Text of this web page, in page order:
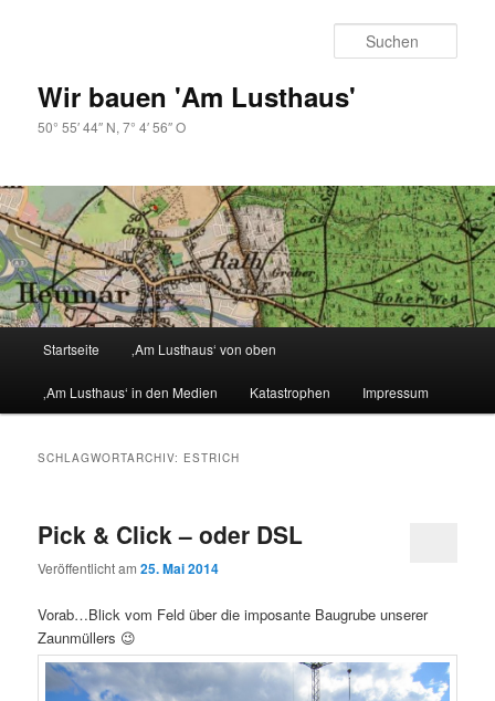
Wir bauen 'Am Lusthaus'
50° 55′ 44″ N, 7° 4′ 56″ O
Startseite ‚Am Lusthaus‘ von oben
‚Am Lusthaus‘ in den Medien Katastrophen Impressum
SCHLAGWORTARCHIV: ESTRICH
Pick & Click – oder DSL
Veröffentlicht am25. Mai 2014
Vorab…Blick vom Feld über die imposante Baugrube unserer
Zaunmüllers 😉